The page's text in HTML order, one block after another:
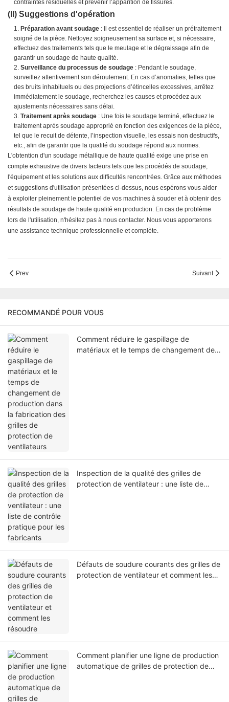
contraintes résiduelles et prévenir l’apparition de fissures.
(II) Suggestions d'opération
Préparation avant soudage : Il est essentiel de réaliser un prétraitement
soigné de la pièce. Nettoyez soigneusement sa surface et, si nécessaire,
effectuez des traitements tels que le meulage et le dégraissage afin de
garantir un soudage de haute qualité.
Surveillance du processus de soudage : Pendant le soudage,
surveillez attentivement son déroulement. En cas d’anomalies, telles que
des bruits inhabituels ou des projections d’étincelles excessives, arrêtez
immédiatement le soudage, recherchez les causes et procédez aux
ajustements nécessaires sans délai.
Traitement après soudage : Une fois le soudage terminé, effectuez le
traitement après soudage approprié en fonction des exigences de la pièce,
tel que le recuit de détente, l’inspection visuelle, les essais non destructifs,
etc., afin de garantir que la qualité du soudage répond aux normes.
L'obtention d'un soudage métallique de haute qualité exige une prise en
compte exhaustive de divers facteurs tels que les procédés de soudage,
l'équipement et les solutions aux difficultés rencontrées. Grâce aux méthodes
et suggestions d'utilisation présentées ci-dessus, nous espérons vous aider
à exploiter pleinement le potentiel de vos machines à souder et à obtenir des
résultats de soudage de haute qualité en production. En cas de problème
lors de l'utilisation, n'hésitez pas à nous contacter. Nous vous apporterons
une assistance technique professionnelle et complète.
Prev Suivant
RECOMMANDÉ POUR VOUS
Comment réduire le gaspillage de
matériaux et le temps de changement de
Inspection de la qualité des grilles de
protection de ventilateur : une liste de
Défauts de soudure courants des grilles de
protection de ventilateur et comment les
Comment planifier une ligne de production
automatique de grilles de protection de